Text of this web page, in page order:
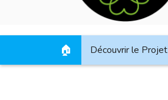
🏠 Découvrir le Projet